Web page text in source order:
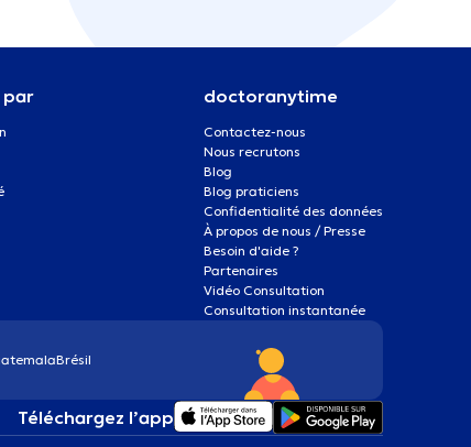
par doctoranytime
Contactez-nous
Nous recrutons
Blog
Blog praticiens
Confidentialité des données
À propos de nous / Presse
Besoin d'aide ?
Partenaires
Vidéo Consultation
Consultation instantanée
Brésil
Téléchargez l’app